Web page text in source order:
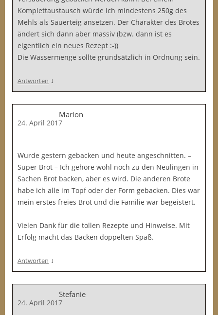
Komplettaustausch würde ich mindestens 250g des
Mehls als Sauerteig ansetzen. Der Charakter des Brotes
ändert sich dann aber massiv (bzw. dann ist es
eigentlich ein neues Rezept :-))
Die Wassermenge sollte grundsätzlich in Ordnung sein.
Antworten ↓
Marion
24. April 2017
Wurde gestern gebacken und heute angeschnitten. –
Super Brot – Ich gehöre wohl noch zu den Neulingen in
Sachen Brot backen, aber es wird. Die anderen Brote
habe ich alle im Topf oder der Form gebacken. Dies war
mein erstes freies Brot und die Familie war begeistert.
Vielen Dank für die tollen Rezepte und Hinweise. Mit
Erfolg macht das Backen doppelten Spaß.
Antworten ↓
Stefanie
24. April 2017